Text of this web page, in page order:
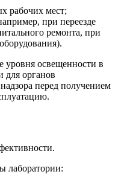
рабочих мест;
при переезде
ремонта, при
уровня освещенности в
для органов
перед получением
лаборатории: